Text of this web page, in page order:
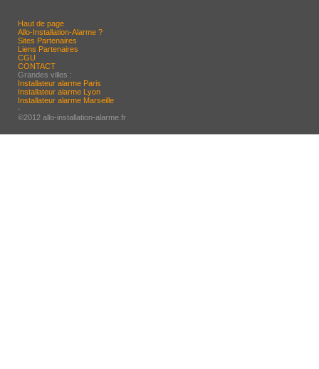
Haut de page
Allo-Installation-Alarme ?
Sites Partenaires
Liens Partenaires
CGU
CONTACT
Grandes villes :
Installateur alarme Paris
Installateur alarme Lyon
Installateur alarme Marseille
-
©2012 allo-installation-alarme.fr